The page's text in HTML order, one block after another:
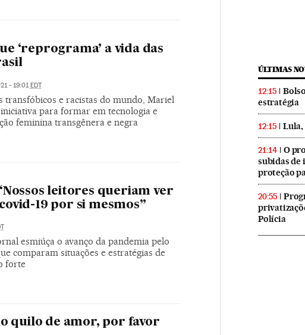
‘reprograma’ a vida das
- 19:01 EDT
transfóbicos e racistas do mundo, Mariel
para formar em tecnologia e
feminina transgênera e negra
leitores queriam ver
19 por si mesmos”
esmiúça o avanço da pandemia pelo
comparam situações e estratégias de
forte
quilo de amor, por favor
ÚLTIMAS
12:15
estratégia
12:15 Lula,
21:14
O
subidas de
proteção
20:55
Polícia